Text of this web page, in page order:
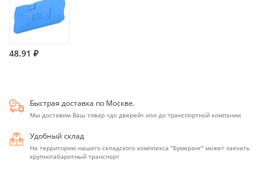
48.91 ₽
Быстрая доставка по Москве.
Мы доставим Ваш товар «до дверей» или до транспортной компании
Удобный склад
На территорию нашего складского комплекса "Бумеранг" может заехать
крупногабаритный транспорт